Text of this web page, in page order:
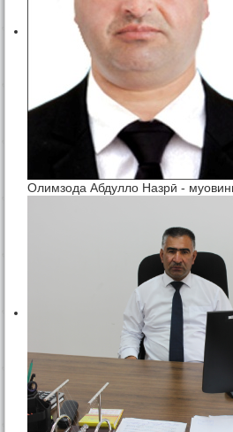
Олимзода Абдулло Назрӣ -